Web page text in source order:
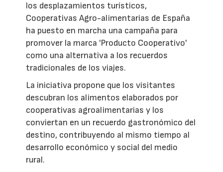
los desplazamientos turísticos,
Cooperativas Agro-alimentarias de España
ha puesto en marcha una campaña para
promover la marca 'Producto Cooperativo'
como una alternativa a los recuerdos
tradicionales de los viajes.
La iniciativa propone que los visitantes
descubran los alimentos elaborados por
cooperativas agroalimentarias y los
conviertan en un recuerdo gastronómico del
destino, contribuyendo al mismo tiempo al
desarrollo económico y social del medio
rural.